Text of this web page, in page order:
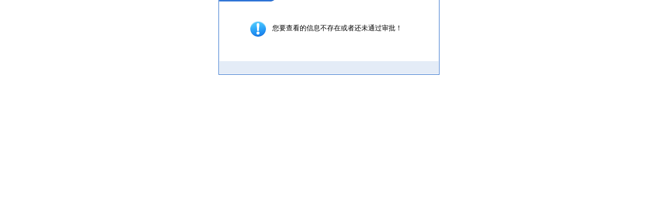
您要查看的信息不存在或者还未通过审批！